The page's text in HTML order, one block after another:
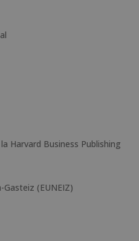
Harvard Business Publishing
(EUNEIZ)